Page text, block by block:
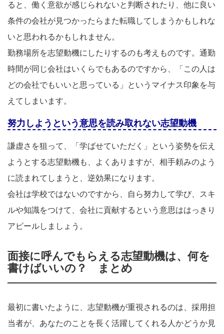
ると、働く意欲が感じられないと判断されたり、他に良い
条件の会社が見つかったらまた転職してしまうかもしれな
いと思われるかもしれません。
勤務場所を志望動機にしたりするのも考えものです。通勤
時間が同じ会社はいくらでもあるのですから、「この人は
どの会社でもいいと思っている」というマイナス印象を与
えてしまいます。
努力しようという意思を読み取れない志望動機
謙虚さを狙って、「学ばせていただく」という姿勢を伝え
ようとする志望動機も、よくありますが、相手頼みのよう
に読まれてしまうと、逆効果になります。
会社は学校ではないのですから、自ら努力して学び、スキ
ルや知識をつけて、会社に貢献するという意思ははっきり
アピールしましょう。
面接に呼んでもらえる志望動機は、何を
書けばいいの？ まとめ
最初に書いたように、志望動機が重視されるのは、採用担
当者が、あなたのことを長く活躍してくれる人かどうか見